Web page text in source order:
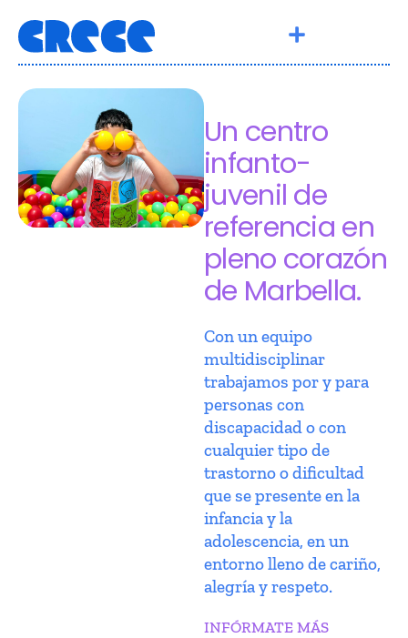
Un centro
infanto-
juvenil de
referencia en
pleno corazón
de Marbella.
Con un equipo
multidisciplinar
trabajamos por y para
personas con
discapacidad o con
cualquier tipo de
trastorno o dificultad
que se presente en la
infancia y la
adolescencia, en un
entorno lleno de cariño,
alegría y respeto.
INFÓRMATE MÁS